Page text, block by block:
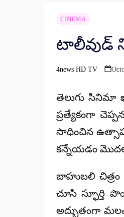
CINEMA
టాలీవుడ్
Posted
4news HD TV
తెలుగు సినిమా
ప్రత్యేకంగా
సాధించిన
కన్నేయడం
బాహుబలి
చూసి స్ఫూర్తి
అద్భుతంగా